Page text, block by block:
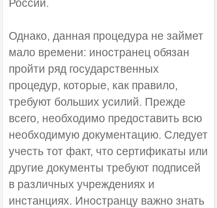
России.
Однако, данная процедура не займет
мало времени: иностранец обязан
пройти ряд государственных
процедур, которые, как правило,
требуют больших усилий. Прежде
всего, необходимо предоставить всю
необходимую документацию. Следует
учесть тот факт, что сертификаты или
другие документы требуют подписей
в различных учреждениях и
инстанциях. Иностранцу важно знать